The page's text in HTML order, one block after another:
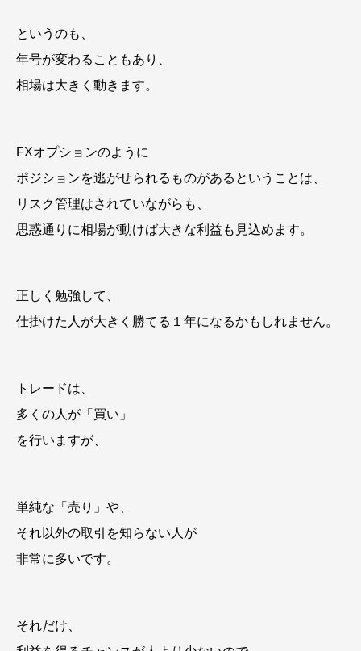
というのも、
年号が変わることもあり、
相場は大きく動きます。
FXオプションのように
ポジションを逃がせられるものがあるということは、
リスク管理はされていながらも、
思惑通りに相場が動けば大きな利益も見込めます。
正しく勉強して、
仕掛けた人が大きく勝てる１年になるかもしれません。
トレードは、
多くの人が「買い」
を行いますが、
単純な「売り」や、
それ以外の取引を知らない人が
非常に多いです。
それだけ、